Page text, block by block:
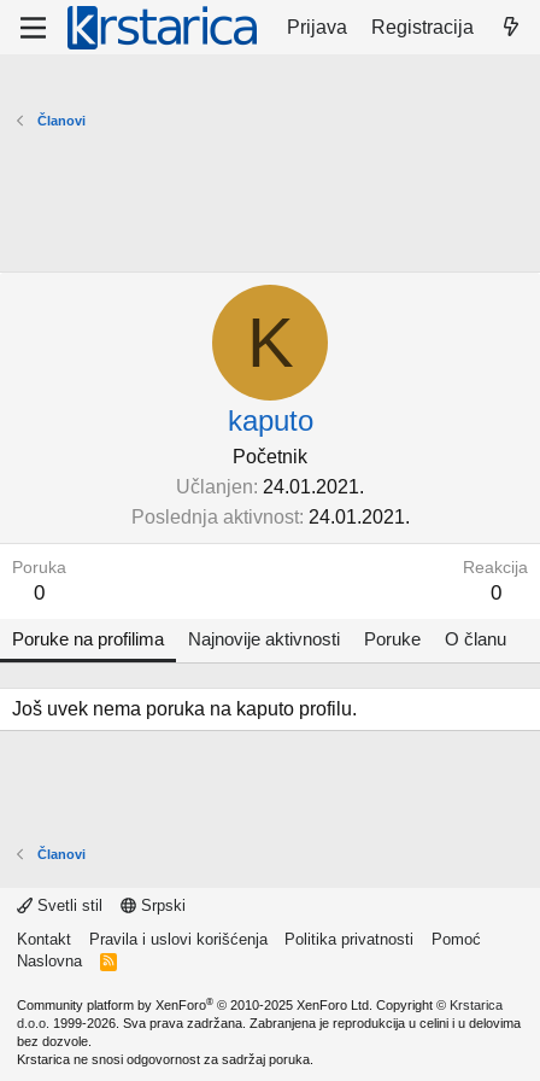
Prijava Registracija
Članovi
K
kaputo
Početnik
Učlanjen 24.01.2021.
Poslednja aktivnost 24.01.2021.
Poruka
0
Reakcija
0
Poruke na profilima Najnovije aktivnosti Poruke O članu
Još uvek nema poruka na kaputo profilu.
Članovi
Svetli stil
Srpski
Kontakt
Pravila i uslovi korišćenja Politika privatnosti
Pomoć
Naslovna
R
Community platform by XenForo® © 2010-2025 XenForo Ltd. Copyright © Krstarica
d.o.o. 1999-2026. Sva prava zadržana. Zabranjena je reprodukcija u celini i u delovima
bez dozvole.
Krstarica ne snosi odgovornost za sadržaj poruka.